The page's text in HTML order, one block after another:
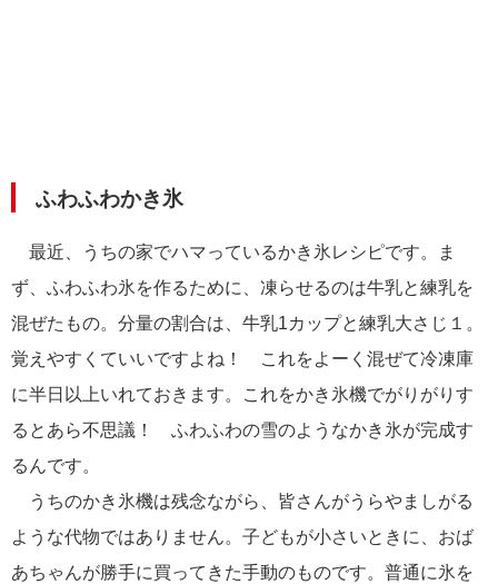
ふわふわかき氷
最近、うちの家でハマっているかき氷レシピです。ま
ず、ふわふわ氷を作るために、凍らせるのは牛乳と練乳を
混ぜたもの。分量の割合は、牛乳1カップと練乳大さじ１。
覚えやすくていいですよね！ これをよーく混ぜて冷凍庫
に半日以上いれておきます。これをかき氷機でがりがりす
るとあら不思議！ ふわふわの雪のようなかき氷が完成す
るんです。
うちのかき氷機は残念ながら、皆さんがうらやましがる
ような代物ではありません。子どもが小さいときに、おば
あちゃんが勝手に買ってきた手動のものです。普通に氷を